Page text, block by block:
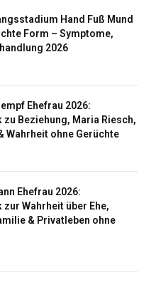
Hand Fuß Mund
Form – Symptome,
2026
Ehefrau 2026:
zu Beziehung, Maria Riesch,
Wahrheit ohne Gerüchte
Ehefrau 2026:
zur Wahrheit über Ehe,
& Privatleben ohne